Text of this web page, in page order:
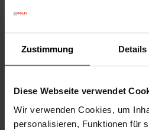
Zustimmung Details
Diese Webseite verwendet
Wir verwenden Cookies, um
personalisieren, Funktionen für
After Sales: Austausch
Diego Borghi erzählt über
Unternehmen.
MEHR LESEN